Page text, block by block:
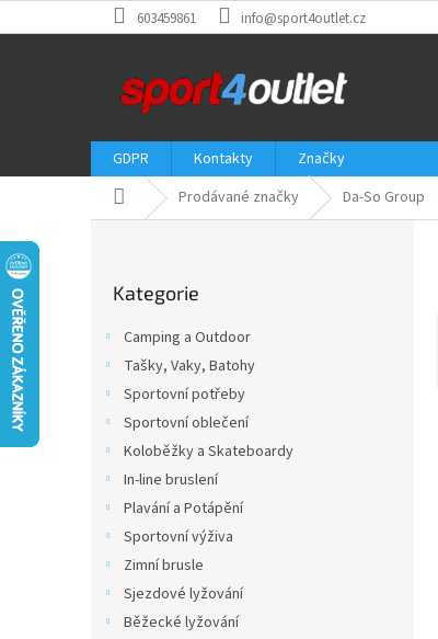
na
603459861 info@sport4outlet.cz
GDPR Kontakty
Značky
Domů Prodávané značky Da-So Group
kategorie
Kategorie
Camping a Outdoor
Tašky, Vaky, Batohy
Sportovní potřeby
Sportovní oblečení
Koloběžky a Skateboardy
In-line bruslení
Plavání a Potápění
Sportovní výživa
Zimní brusle
Sjezdové lyžování
Běžecké lyžování